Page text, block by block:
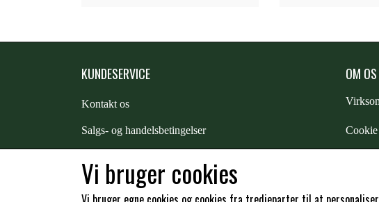
KUNDESERVICE
Kontakt os
Salgs- og handelsbetingelser
Kunde login
OM OS
Vi bruger cookies